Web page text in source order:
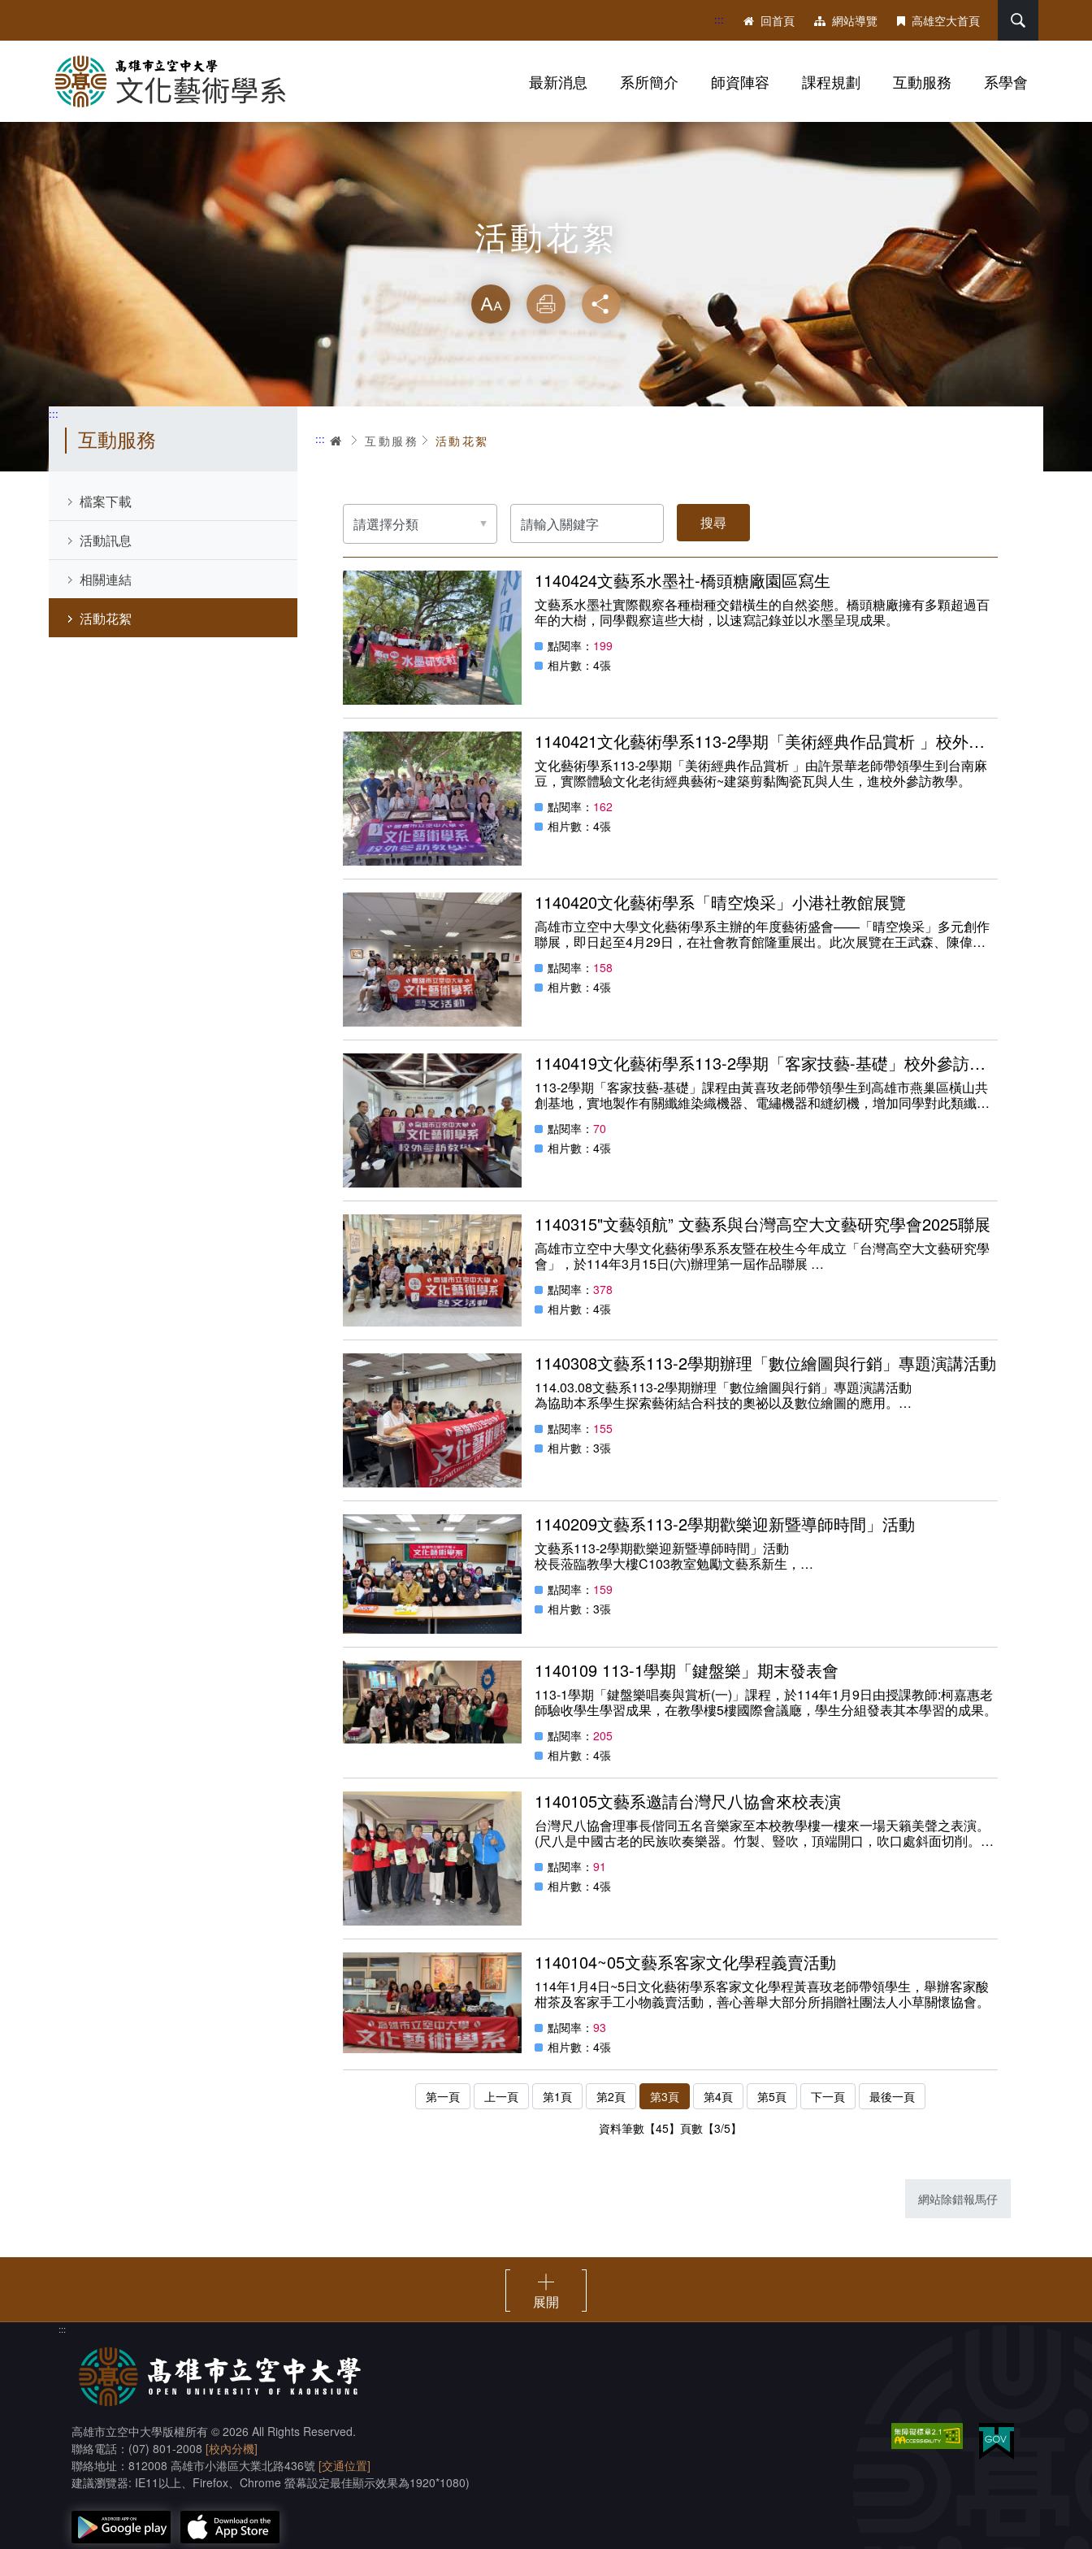
要
::: 回首頁 網站導覽 高雄空大首頁
最新消息 系所簡介 師資陣容 課程規劃 互動服務 系學會
活動花絮
放大
列印 分享
:::
互動服務
檔案下載
活動訊息
相關連結
活動花絮
::: 首頁互動服務 活動花絮
分
類
請
輸
入
關
鍵
字 1140424文藝系水墨社-橋頭糖廠園區寫生
文藝系水墨社實際觀察各種樹種交錯橫生的自然姿態。橋頭糖廠擁有多顆超過百
年的大樹，同學觀察這些大樹，以速寫記錄並以水墨呈現成果。
點閱率： 199
相片數：4張
1140421文化藝術學系113-2學期「美術經典作品賞析 」校外參訪教學
文化藝術學系113-2學期「美術經典作品賞析 」由許景華老師帶領學生到台南麻
豆，實際體驗文化老街經典藝術~建築剪黏陶瓷瓦與人生，進校外參訪教學。
點閱率： 162
相片數：4張
1140420文化藝術學系「晴空煥采」小港社教館展覽
高雄市立空中大學文化藝術學系主辦的年度藝術盛會——「晴空煥采」多元創作
聯展，即日起至4月29日，在社會教育館隆重展出。此次展覽在王武森、陳偉、
品，展現豐沛的創意能量與教學成果。
此次聯展不僅呈現教師們深厚的藝術底蘊，更透過與學生的共同創作，激盪出創
點閱率： 158
相片數：4張
1140419文化藝術學系113-2學期「客家技藝-基礎」校外參訪教學
113-2學期「客家技藝-基礎」課程由黃喜玫老師帶領學生到高雄市燕巢區橫山共
創基地，實地製作有關纖維染織機器、電繡機器和縫紉機，增加同學對此類纖維
點閱率： 70
相片數：4張
1140315"文藝領航” 文藝系與台灣高空大文藝研究學會2025聯展
高雄市立空中大學文化藝術學系系友暨在校生今年成立「台灣高空大文藝研究學
會」，於114年3月15日(六)辦理第一屆作品聯展
會。
對全力支持文藝教育的陳月端校長致上最誠摯的敬意，您的激勵給予我們實現夢
前進的最大動力。並要特別感謝王武森教授寶貴的提議與指導，使我們得以推動
學會的成立。辦理會員聯展並出版文藝領航創會會員作品專集，讓文藝系校友們
能夠展現傑出的藝文才華與藝術風采，這是我們的榮耀。
學生使其每個作品的藝術才能高度肯定，是高空大師生一起努力創作的成果。
高市空中大學文化藝術系“文藝領航”114年3月15日起至29日在高空大的藝文中心
展覽作品皆保有其獨特性。展出油畫、水彩、水墨、書法、版畫等70件作品。共
同創造更美好文藝作品來豐富生活，期盼成為高雄市立空中大學之光。
點閱率： 378
相片數：4張
1140308文藝系113-2學期辦理「數位繪圖與行銷」專題演講活動
114.03.08文藝系113-2學期辦理「數位繪圖與行銷」專題演講活動
為協助本系學生探索藝術結合科技的奧祕以及數位繪圖的應用。
專題演講內容:數位繪圖與商品化策略暨商品行銷平台介紹
利用搜尋找出熱門商品，了解市場圖像消費趨勢藉此確認創作方向。
金流過程，即可將獨特的設計轉化為實體並從每次銷售中獲得一定比例的利潤。
本系學生增加寶貴知識與經驗，受益良多。
點閱率： 155
相片數：3張
1140209文藝系113-2學期歡樂迎新暨導師時間」活動
文藝系113-2學期歡樂迎新暨導師時間」活動
校長蒞臨教學大樓C103教室勉勵文藝系新生，
地點：教學大樓C103教室
點閱率： 159
相片數：3張
1140109 113-1學期「鍵盤樂」期末發表會
113-1學期「鍵盤樂唱奏與賞析(一)」課程，於114年1月9日由授課教師:柯嘉惠老
師驗收學生學習成果，在教學樓5樓國際會議廰，學生分組發表其本學習的成果。
點閱率： 205
相片數：4張
1140105文藝系邀請台灣尺八協會來校表演
台灣尺八協會理事長偕同五名音樂家至本校教學樓一樓來一場天籟美聲之表演。
(尺八是中國古老的民族吹奏樂器。竹製、豎吹，頂端開口，吹口處斜面切削。其
點閱率： 91
相片數：4張
1140104~05文藝系客家文化學程義賣活動
114年1月4日~5日文化藝術學系客家文化學程黃喜玫老師帶領學生，舉辦客家酸
柑茶及客家手工小物義賣活動，善心善舉大部分所捐贈社團法人小草關懷協會。
點閱率： 93
相片數：4張
第一頁 上一頁 第1頁 第2頁 第3頁 第4頁 第5頁 下一頁
最後一頁
資料筆數【45】頁數【3/5】
網站除錯報馬仔
展開
:::
高雄市立空中大學版權所有 © 2026 All Rights Reserved.
聯絡電話：(07) 801-2008 [校內分機]
聯絡地址：812008 高雄市小港區大業北路436號 [交通位置]
建議瀏覽器: IE11以上、Firefox、Chrome 螢幕設定最佳顯示效果為1920*1080)